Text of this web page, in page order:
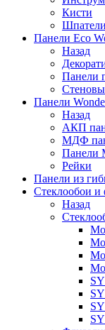
Кисти
Панели Eco
Назад
Панели
Панели
Назад
АКП
МДФ
Панели
Рейки
Панели из
Стеклообои и
Назад